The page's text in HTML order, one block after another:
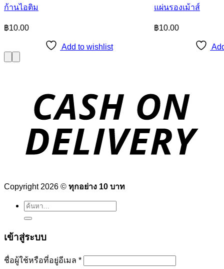
ก้านไอติม
฿10.00
Add to wishlist
แผ่นรองเม้าส์
฿10.00
Copyright 2026 © ทุกอย่าง 10 บาท
ค้นหา:
เข้าสู่ระบบ
ชื่อผู้ใช้หรือที่อยู่อีเมล *ต้องการ